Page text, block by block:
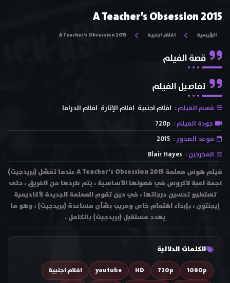
A Teacher’s Obsession 2015
الرئيسية افلام اجنبية A Teacher’s Obsession 2015
قصة الفيلم
تفاصيل الفيلم
قسم الفيلم : افلام اجنبية افلام الإثارة افلام الدراما
جودة الفيلم : 720p
موعد الصدور : 2015
المخرجين : Blair Hayes
فيلم هوس معلمة A Teacher's Obsession 2015 عندما تفشل (بريدجيت)
نجمة لعبة لاكروس في فصولها الأساسية ، يتم طردها من الفريق ، حتى
تستطيع تحسين درجاتها ، في حين تقوم المعلمة الجديدة لأكاديمية
إيجنتون ، بإبداء اهتمام خاص ومريب بشأن مساعدة (بريدجيت) ، وهو ما
يهدد مستقبل (بريدجيت) بالكامل .
الكلمات الدلالية
1080p
720p
HD
youtube
افلام اجنبية